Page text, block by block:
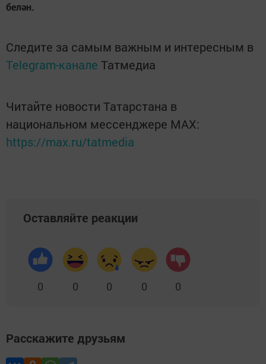
белән.
Следите за самым важным и интересным в
Telegram-канале Татмедиа
Читайте новости Татарстана в
национальном мессенджере MАХ:
https://max.ru/tatmedia
Оставляйте реакции
0 0 0 0 0
Расскажите друзьям